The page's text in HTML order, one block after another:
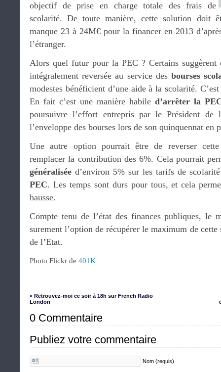
objectif de prise en charge totale des frais de
scolarité. De toute manière, cette solution doit
manque 23 à 24M€ pour la financer en 2013
l’étranger.
Alors quel futur pour la PEC ? Certains suggèrent
intégralement reversée au service des bourses
modestes bénéficient d’une aide à la scolarité.
En fait c’est une manière habile d’arrêter la
poursuivre l’effort entrepris par le Président de
l’enveloppe des bourses lors de son quinquennat en
Une autre option pourrait être de reverser
remplacer la contribution des 6%. Cela pourrait
généralisée d’environ 5% sur les tarifs de
PEC. Les temps sont durs pour tous, et cela
hausse.
Compte tenu de l’état des finances publiques, le
surement l’option de récupérer le maximum de
de l’Etat.
Photo Flickr de 401K
« Retrouvez-moi ce soir à 18h sur French Radio
London
0 Commentaire
Publiez votre commentaire
Nom (requis)